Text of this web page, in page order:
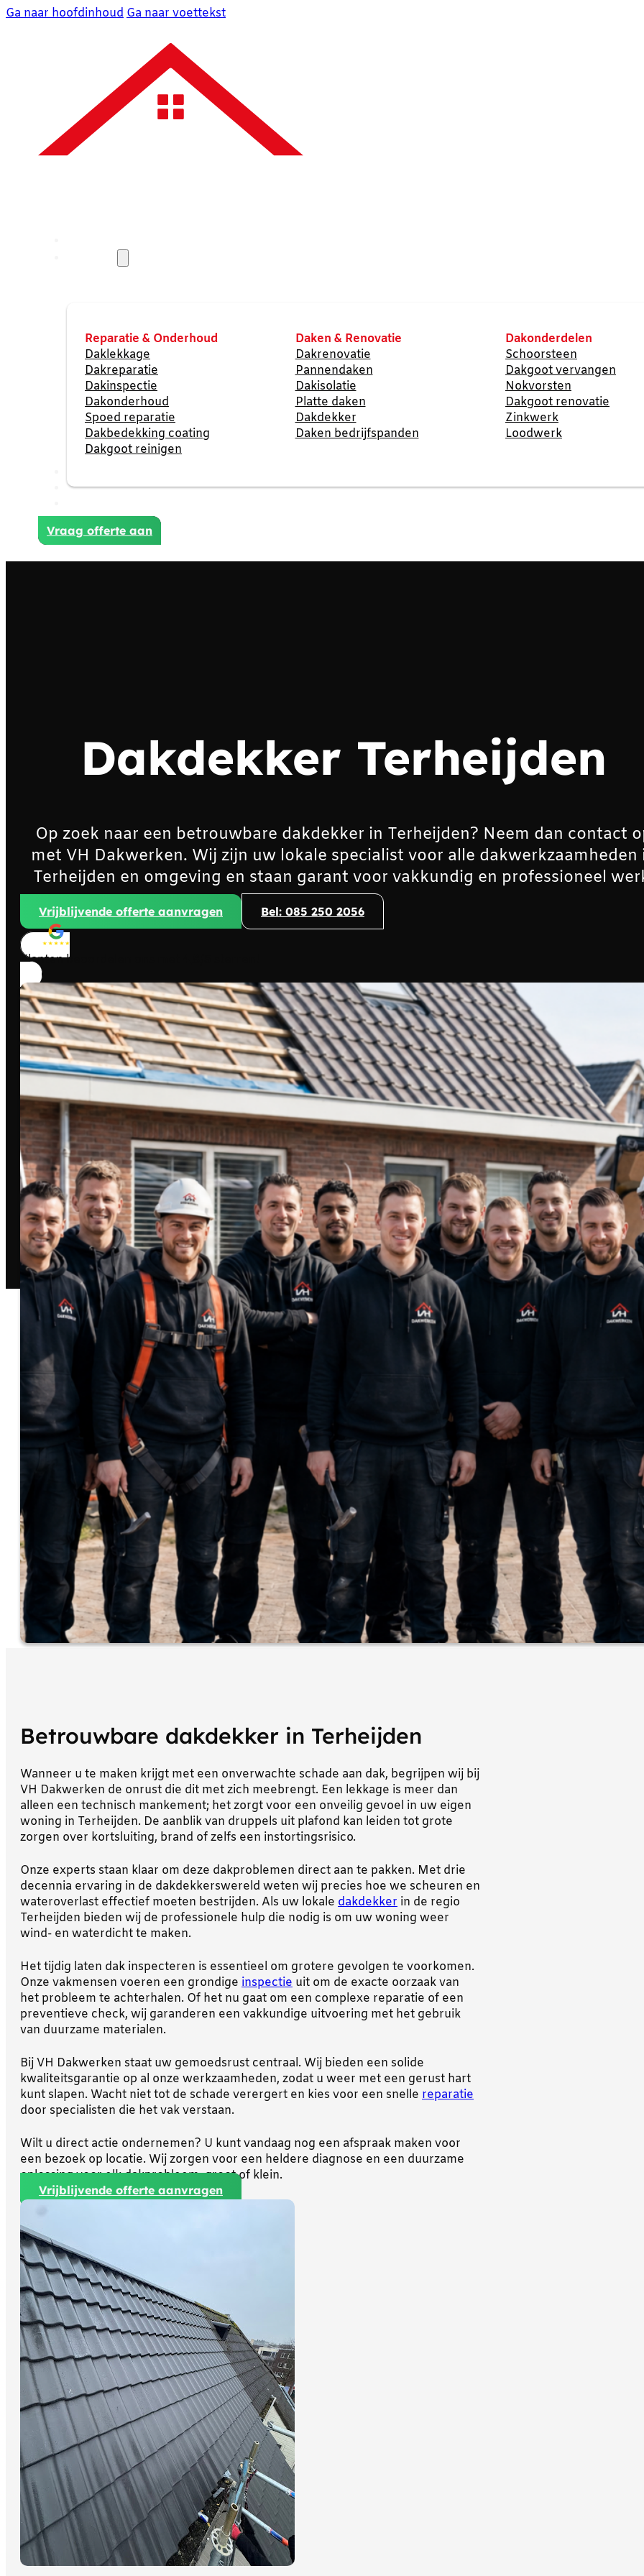
Ga naar hoofdinhoud Ga naar voettekst
Reparatie & Onderhoud
Daklekkage
Dakreparatie
Dakinspectie
Dakonderhoud
Spoed reparatie
Dakbedekking coating
Dakgoot reinigen
Daken & Renovatie
Dakrenovatie
Pannendaken
Dakisolatie
Platte daken
Dakdekker
Daken bedrijfspanden
Dakonderdelen
Schoorsteen
Dakgoot vervangen
Nokvorsten
Dakgoot renovatie
Zinkwerk
Loodwerk
Projecten
Vraag offerte aan
Dakdekker Terheijden
Op zoek naar een betrouwbare dakdekker in Terheijden? Neem dan contact
met VH Dakwerken. Wij zijn uw lokale specialist voor alle dakwerkzaamheden
Terheijden en omgeving en staan garant voor vakkundig en professioneel
Vrijblijvende offerte aanvragen Bel: 085 250 2056
Klanten beoordelen ons met
Betrouwbare dakdekker in Terheijden
Wanneer u te maken krijgt met een onverwachte schade aan dak, begrijpen wij bij
VH Dakwerken de onrust die dit met zich meebrengt. Een lekkage is meer dan
alleen een technisch mankement; het zorgt voor een onveilig gevoel in uw eigen
woning in Terheijden. De aanblik van druppels uit plafond kan leiden tot grote
zorgen over kortsluiting, brand of zelfs een instortingsrisico.
Onze experts staan klaar om deze dakproblemen direct aan te pakken. Met drie
decennia ervaring in de dakdekkerswereld weten wij precies hoe we scheuren en
wateroverlast effectief moeten bestrijden. Als uw lokale dakdekker in de regio
Terheijden bieden wij de professionele hulp die nodig is om uw woning weer
wind- en waterdicht te maken.
Het tijdig laten dak inspecteren is essentieel om grotere gevolgen te voorkomen.
Onze vakmensen voeren een grondige inspectie uit om de exacte oorzaak van
het probleem te achterhalen. Of het nu gaat om een complexe reparatie of een
preventieve check, wij garanderen een vakkundige uitvoering met het gebruik
van duurzame materialen.
Bij VH Dakwerken staat uw gemoedsrust centraal. Wij bieden een solide
kwaliteitsgarantie op al onze werkzaamheden, zodat u weer met een gerust hart
kunt slapen. Wacht niet tot de schade verergert en kies voor een snelle reparatie
door specialisten die het vak verstaan.
Wilt u direct actie ondernemen? U kunt vandaag nog een afspraak maken voor
een bezoek op locatie. Wij zorgen voor een heldere diagnose en een duurzame
oplossing voor elk dakprobleem, groot of klein.
Vrijblijvende offerte aanvragen